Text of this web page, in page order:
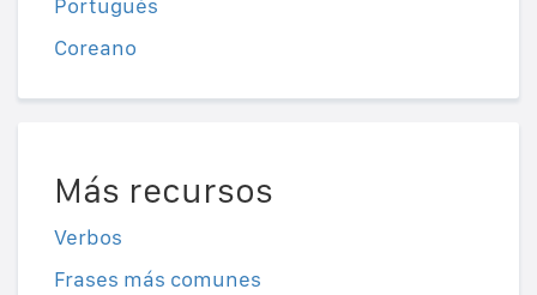
Portugués
Coreano
Más recursos
Verbos
Frases más comunes